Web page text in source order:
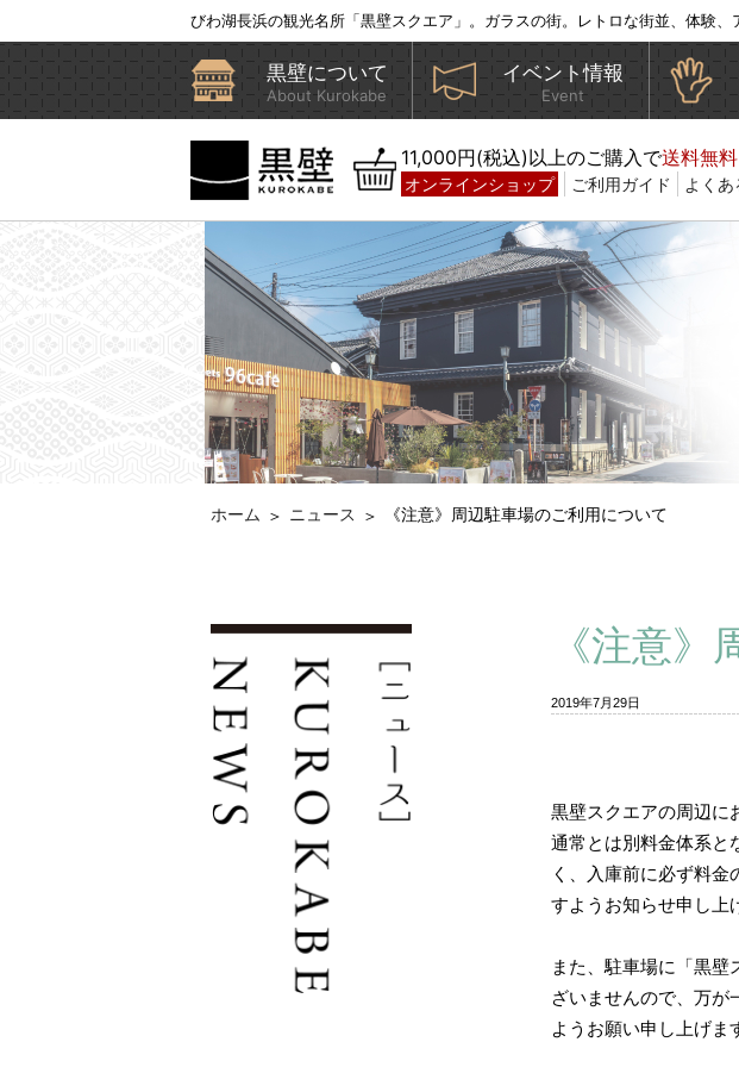
びわ湖長浜の観光名所「黒壁スクエア」。ガラスの街。レトロな街並、体験
黒壁について
About Kurokabe
イベント情報
Event
11,000円(税込)以上のご購入で送料無料
オンラインショップ ご利用ガイド よく
ホーム ＞ ニュース ＞ 《注意》周辺駐車場のご利用について
《注意
2019年7月29日
黒壁スクエアの周辺に
通常とは別料金体系と
く、入庫前に必ず料
すようお知らせ申し上
また、駐車場に「黒
ざいませんので、万が
ようお願い申し上げま